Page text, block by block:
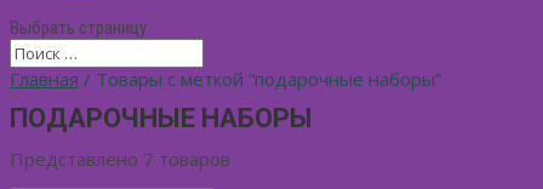
Выбрать страницу
Главная / Товары с меткой “подарочные наборы”
ПОДАРОЧНЫЕ НАБОРЫ
Представлено 7 товаров